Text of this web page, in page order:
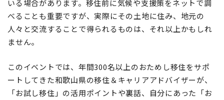
いる場合があります。移住前に気候や支援策をネットで調
べることも重要ですが、実際にその土地に住み、地元の
人々と交流することで得られるものは、それ以上かもしれ
ません。
このイベントでは、年間300名以上のおためし移住をサポ
ートしてきた和歌山県の移住＆キャリアアドバイザーが、
「お試し移住」の活用ポイントや裏話、自分にあった「お